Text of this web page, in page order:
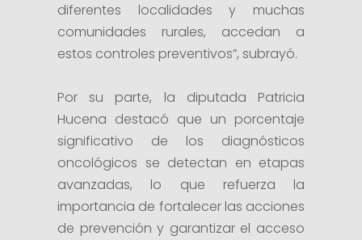
diferentes localidades y muchas
comunidades rurales, accedan a
estos controles preventivos”, subrayó.
Por su parte, la diputada Patricia
Hucena destacó que un porcentaje
significativo de los diagnósticos
oncológicos se detectan en etapas
avanzadas, lo que refuerza la
importancia de fortalecer las acciones
de prevención y garantizar el acceso